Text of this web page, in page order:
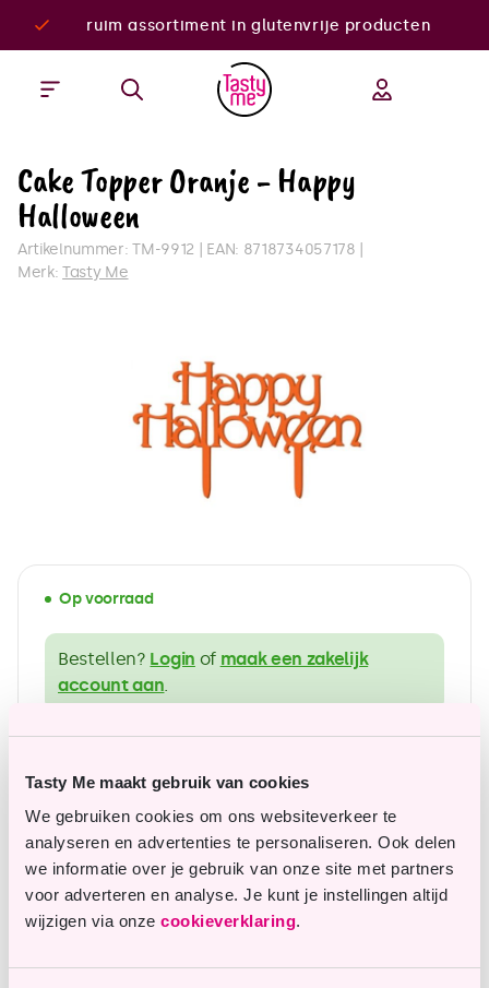
Tasty Me maakt gebruik van cookies
We gebruiken cookies om ons websiteverkeer te
analyseren en advertenties te personaliseren. Ook delen
we informatie over je gebruik van onze site met partners
voor adverteren en analyse. Je kunt je instellingen altijd
wijzigen via onze cookieverklaring.
ruim assortiment in glutenvrije producten
Cake Topper Oranje - Happy
Halloween
Artikelnummer:TM-9912 EAN: 8718734057178
Merk:Tasty Me
Op voorraad
Bestellen? Login of maak een zakelijk
account aan
Betaalbare topkwaliteit
Vragen of opmerkingen?
helpt je graag verder.